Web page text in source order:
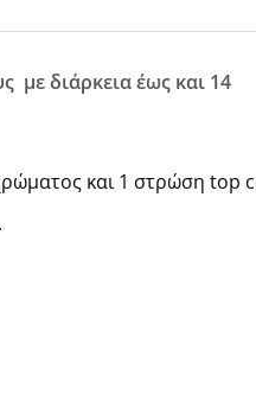
με διάρκεια έως και 14
και 1 στρώση top